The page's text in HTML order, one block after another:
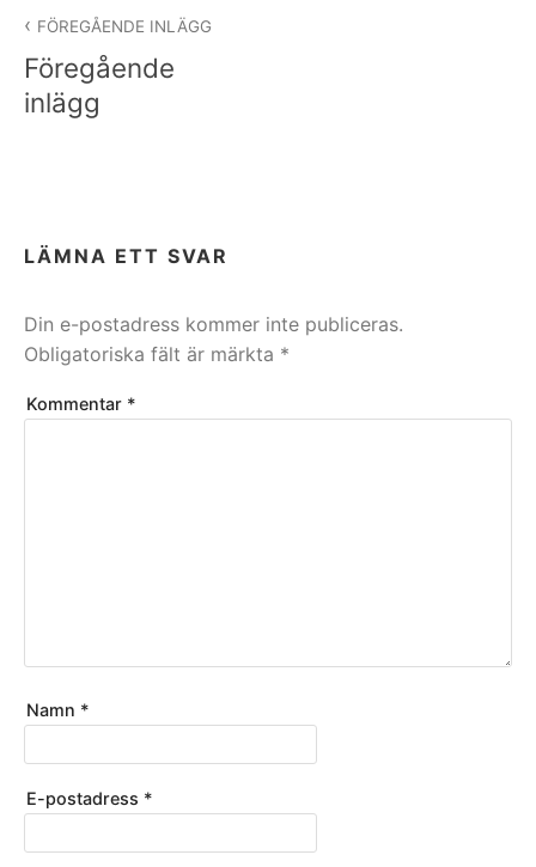
FÖREGÅENDE INLÄGG
Föregående
inlägg
LÄMNA ETT SVAR
Din e-postadress kommer inte publiceras.
Obligatoriska fält är märkta *
Kommentar *
Namn *
E-postadress *